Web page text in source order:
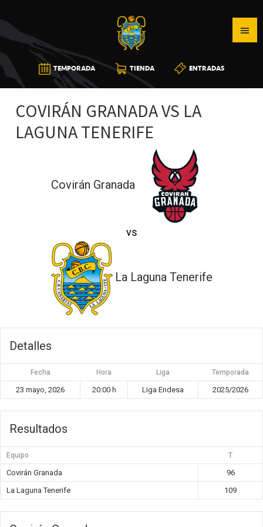
a
la
navegación
principal
al
contenido
principal
a
la
barra
lateral
principal
CB
CANARIAS
TEMPORADA TIENDA ENTRADAS
COVIRÁN GRANADA VS LA
LAGUNA TENERIFE
Covirán Granada
vs
La Laguna Tenerife
Detalles
Fecha Hora Liga Temporada
23 mayo, 2026 20:00 h Liga Endesa 2025/2026
Resultados
Equipo T
Covirán Granada
96
La Laguna Tenerife
109